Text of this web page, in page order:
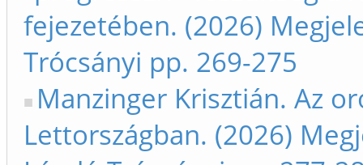
fejezetében. (2026)
Trócsányi pp. 269-275
Manzinger Krisztián. Az
Lettországban. (2026)